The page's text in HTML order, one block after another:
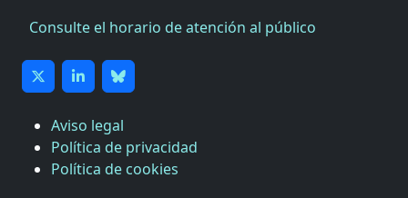
Consulte el horario de atención al público
Aviso legal
Política de privacidad
Política de cookies